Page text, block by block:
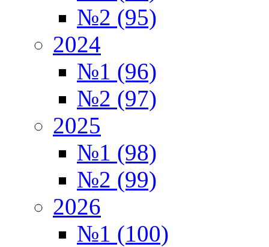
№2 (95)
2024
№1 (96)
№2 (97)
2025
№1 (98)
№2 (99)
2026
№1 (100)